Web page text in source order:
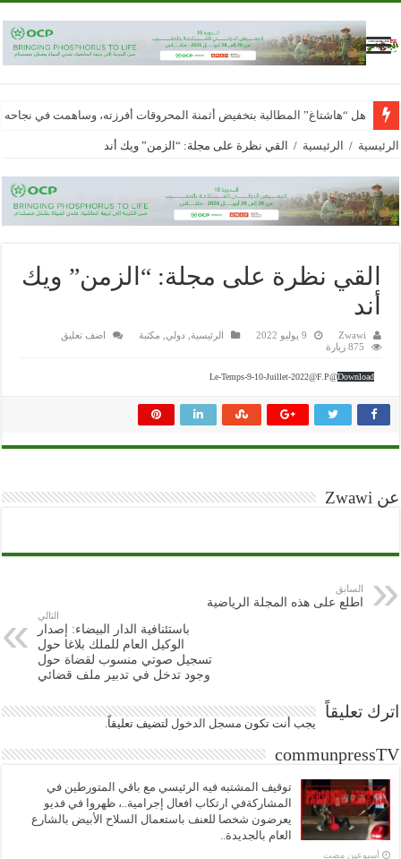
هل “هاشتاغ” المطالبة بتخفيض أثمنة المحروقات أفرزته، وساهمت في
الرئيسية / الرئيسية / القي نظرة على مجلة: “الزمن” ويك أند
القي نظرة على مجلة: “الزمن” ويك
أند
Zwawi 9 يوليو 2022 الرئيسية دولي مكتبة
اضف تعليق
875 زيارة
Le-Temps-9-10-Juillet-2022@F.P@Download
عن Zwawi
السابق
اطلع على هذه المجلة الرياضية
التالي
باستئنافية الدار البيضاء: إصدار
الوكيل العام للملك بلاغا حول
تسجيل صوتي منسوب لقضاة حول
وجود تدخل في تدبير ملف قضائي
اترك تعليقاً
يجب أنت تكون مسجل الدخول لتضيف تعليقاً.
communpressTV
توقيف المشتبه فيه الرئيسي مع باقي المتورطين في
المشاركةفي ارتكاب افعال إجرامية..، ظهروا في فديو
يعرضون شخصا للعنف باستعمال السلاح الأبيض بالشارع
العام بالجديدة..
‏أسبوعين مضت